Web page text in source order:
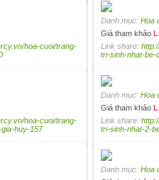
hoa-cuoi/trang-
Danh mục: Hoa
Giá tham khảo
Link share:
tri-sinh-nhat-be-
hoa-cuoi/trang-
huy-157
Danh mục: Hoa
Giá tham khảo
Link share:
tri-sinh-nhat-2-
Danh mục: Hoa